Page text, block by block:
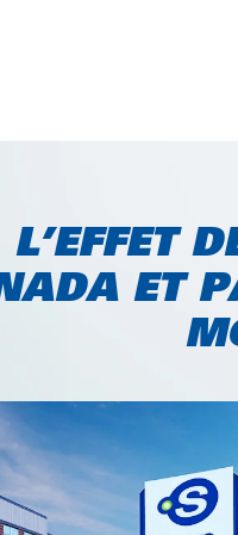
L’EFFET
ET